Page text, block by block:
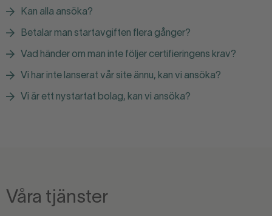
Kan alla ansöka?
Betalar man startavgiften flera gånger?
Vad händer om man inte följer certifieringens krav?
Vi har inte lanserat vår site ännu, kan vi ansöka?
Vi är ett nystartat bolag, kan vi ansöka?
Våra tjänster